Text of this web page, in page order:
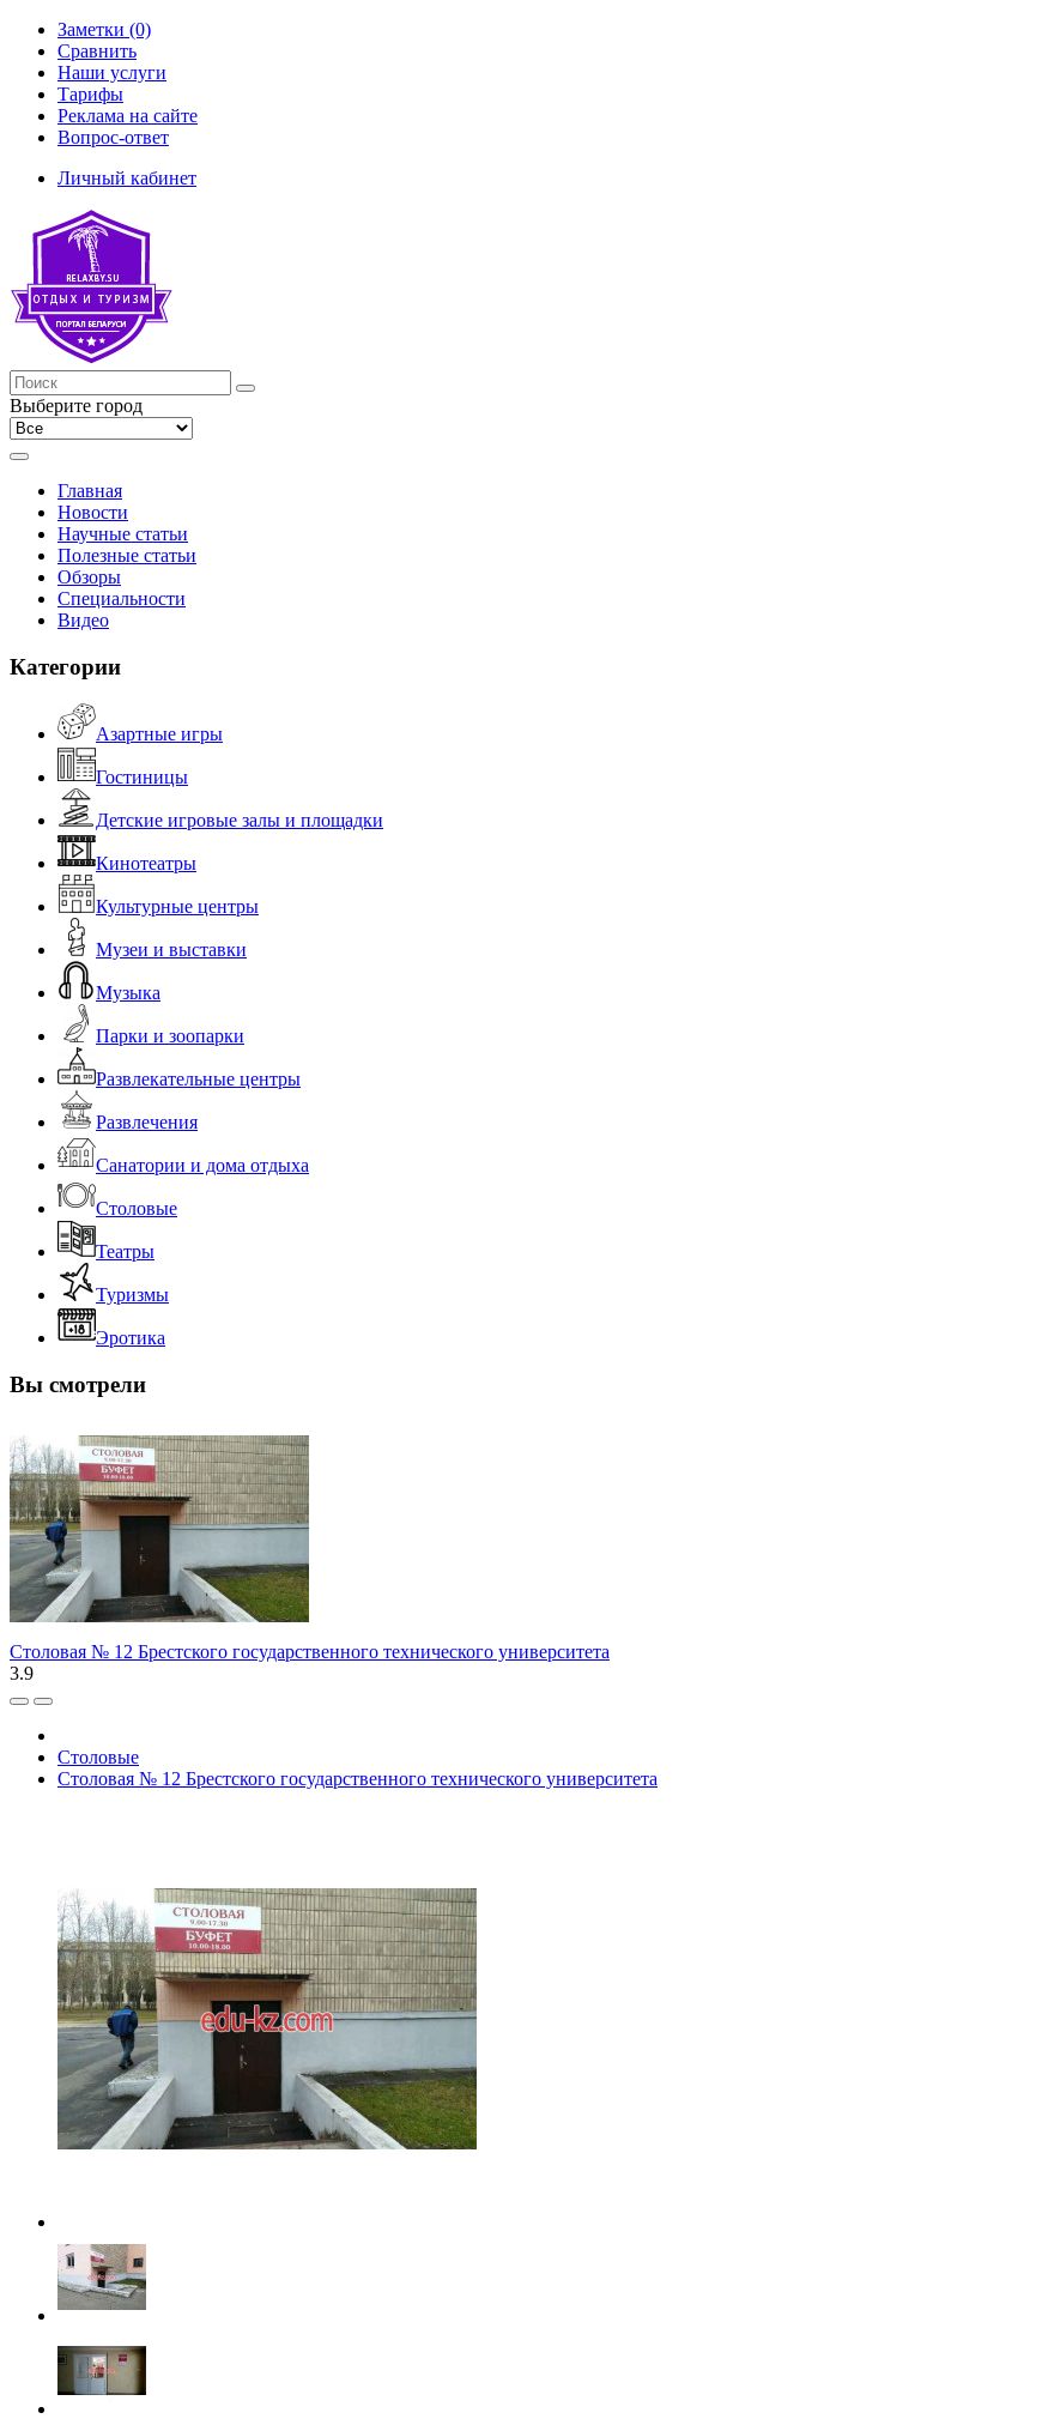
Заметки (0)
Сравнить
Наши услуги
Тарифы
Реклама на сайте
Вопрос-ответ
Личный кабинет
Выберите город
Главная
Новости
Научные статьи
Полезные статьи
Обзоры
Специальности
Видео
Категории
Азартные игры
Гостиницы
Детские игровые залы и площадки
Кинотеатры
Культурные центры
Музеи и выставки
Музыка
Парки и зоопарки
Развлекательные центры
Развлечения
Санатории и дома отдыха
Столовые
Театры
Туризмы
Эротика
Вы смотрели
Столовая № 12 Брестского государственного технического университета
3.9
Столовые
Столовая № 12 Брестского государственного технического университета